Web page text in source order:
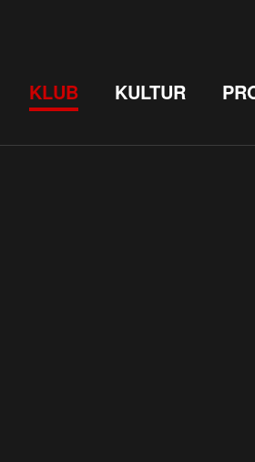
KLUB KULTUR